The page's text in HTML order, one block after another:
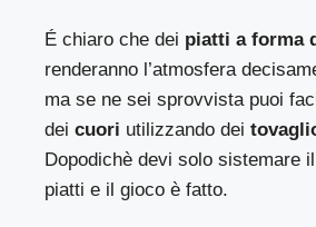
É chiaro che dei piatti a forma
renderanno l’atmosfera
ma se ne sei sprovvista puoi
deicuori utilizzando dei
Dopodichè devi solo sistemare
piatti e il gioco è fatto.